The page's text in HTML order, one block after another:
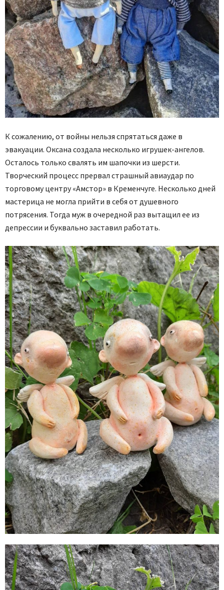
К сожалению, от войны нельзя спрятаться даже в
эвакуации. Оксана создала несколько игрушек-ангелов.
Осталось только свалять им шапочки из шерсти.
Творческий процесс прервал страшный авиаудар по
торговому центру «Амстор» в Кременчуге. Несколько дней
мастерица не могла прийти в себя от душевного
потрясения. Тогда муж в очередной раз вытащил ее из
депрессии и буквально заставил работать.